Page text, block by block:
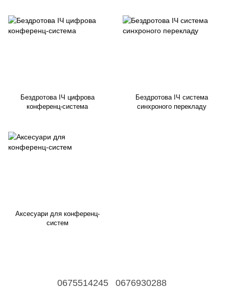
Бездротова ІЧ цифрова
конференц-система
Бездротова ІЧ система
синхроного перекладу
Аксесуари для конференц-
систем
0675514245 0676930288